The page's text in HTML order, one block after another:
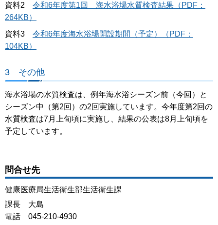
資料2 令和6年度第1回 海水浴場水質検査結果（PDF：
264KB）
資料3 令和6年度海水浴場開設期間（予定）（PDF：
104KB）
3 その他
海水浴場の水質検査は、例年海水浴シーズン前（今回）と
シーズン中（第2回）の2回実施しています。今年度第2回の
水質検査は7月上旬頃に実施し、結果の公表は8月上旬頃を
予定しています。
問合せ先
健康医療局生活衛生部生活衛生課
課長 大島
電話 045-210-4930